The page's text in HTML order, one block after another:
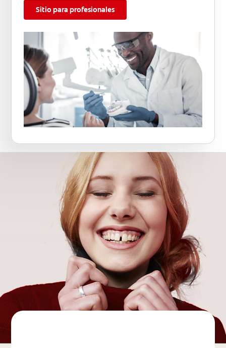
Sitio para profesionales